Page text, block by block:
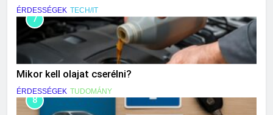
ÉRDESSÉGEK TECH/IT
7
Mikor kell olajat cserélni?
ÉRDESSÉGEK TUDOMÁNY
8